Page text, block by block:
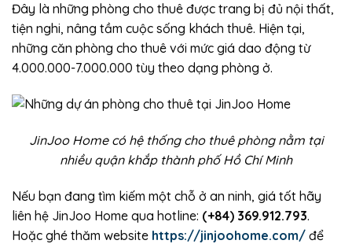
Đây là những phòng cho thuê được trang bị đủ nội thất,
tiện nghi, nâng tầm cuộc sống khách thuê. Hiện tại,
những căn phòng cho thuê với mức giá dao động từ
4.000.000-7.000.000 tùy theo dạng phòng ở.
JinJoo Home có hệ thống cho thuê phòng nằm tại
nhiều quận khắp thành phố Hồ Chí Minh
Nếu bạn đang tìm kiếm một chỗ ở an ninh, giá tốt hãy
liên hệ JinJoo Home qua hotline: (+84) 369.912.793.
Hoặc ghé thăm website https://jinjoohome.com/ để